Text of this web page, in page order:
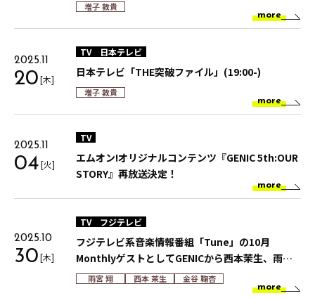
増子 敦貴
more
2025.11
20[木]
TV 日本テレビ
日本テレビ「THE突破ファイル」(19:00-)
増子 敦貴
more
2025.11
04[火]
TV
エムオン!オリジナルコンテンツ『GENIC 5th:OUR
STORY』再放送決定！
more
2025.10
30[木]
TV フジテレビ
フジテレビ系音楽情報番組「Tune」の10月
MonthlyゲストとしてGENICから西本茉生、雨宮
翔、金谷鞠杏が出演！
雨宮 翔 西本 茉生 金谷 鞠杏
more